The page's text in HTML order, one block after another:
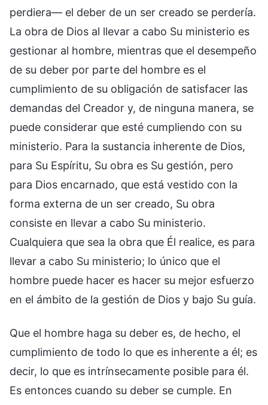
perdiera— el deber de un ser creado se perdería.
La obra de Dios al llevar a cabo Su ministerio es
gestionar al hombre, mientras que el desempeño
de su deber por parte del hombre es el
cumplimiento de su obligación de satisfacer las
demandas del Creador y, de ninguna manera, se
puede considerar que esté cumpliendo con su
ministerio. Para la sustancia inherente de Dios,
para Su Espíritu, Su obra es Su gestión, pero
para Dios encarnado, que está vestido con la
forma externa de un ser creado, Su obra
consiste en llevar a cabo Su ministerio.
Cualquiera que sea la obra que Él realice, es para
llevar a cabo Su ministerio; lo único que el
hombre puede hacer es hacer su mejor esfuerzo
en el ámbito de la gestión de Dios y bajo Su guía.
Que el hombre haga su deber es, de hecho, el
cumplimiento de todo lo que es inherente a él; es
decir, lo que es intrínsecamente posible para él.
Es entonces cuando su deber se cumple. En